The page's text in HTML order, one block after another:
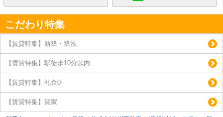
こだわり特集
【賃貸特集】新築・築浅
【賃貸特集】駅徒歩10分以内
【賃貸特集】礼金0
【賃貸特集】貸家